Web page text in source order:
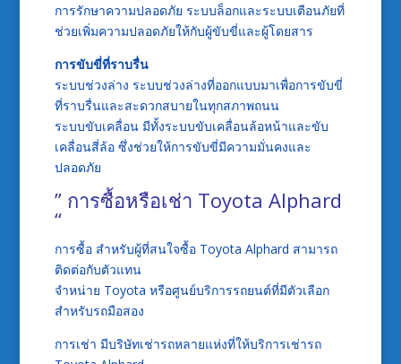
การรักษาความปลอดภัย ระบบล็อกและระบบเตือนภัยที่
ช่วยเพิ่มความปลอดภัยให้กับผู้ขับขี่และผู้โดยสาร
การขับขี่ที่ราบรื่น
ระบบช่วงล่าง ระบบช่วงล่างที่ออกแบบมาเพื่อการขับขี่
ที่ราบรื่นและสะดวกสบายในทุกสภาพถนน
ระบบขับเคลื่อน มีทั้งระบบขับเคลื่อนล้อหน้าและขับ
เคลื่อนสี่ล้อ ซึ่งช่วยให้การขับขี่มีความมั่นคงและ
ปลอดภัย
” การซื้อหรือเช่า Toyota Alphard
“
การซื้อ สำหรับผู้ที่สนใจซื้อ Toyota Alphard สามารถ
ติดต่อกับตัวแทน
จำหน่าย Toyota หรือศูนย์บริการรถยนต์ที่มีตัวเลือก
สำหรับรถมือสอง
การเช่า มีบริษัทเช่ารถหลายแห่งที่ให้บริการเช่ารถ